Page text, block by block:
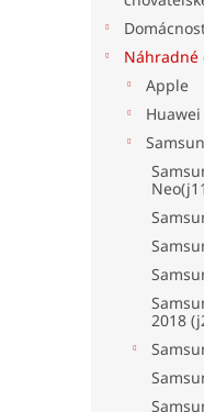
Apple
Huawei
2018